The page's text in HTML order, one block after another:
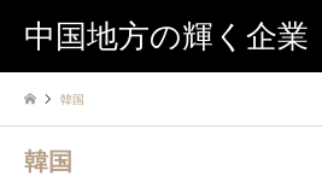
中国地方の輝く企業
韓国
韓国